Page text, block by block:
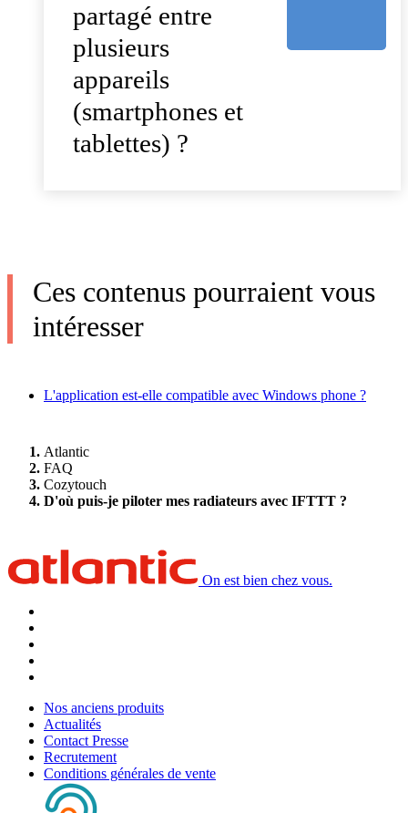
partagé entre
plusieurs
appareils
(smartphones et
tablettes) ?
Ces contenus pourraient vous
intéresser
L'application est-elle compatible avec Windows phone ?
Atlantic
FAQ
Cozytouch
D'où puis-je piloter mes radiateurs avec IFTTT ?
On est bien chez vous.
Nos anciens produits
Actualités
Contact Presse
Recrutement
Conditions générales de vente